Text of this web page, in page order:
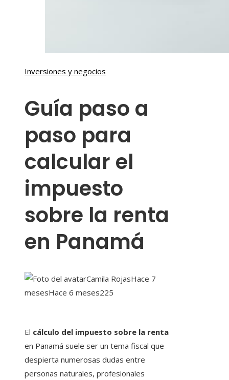
Inversiones y negocios
Guía paso a
paso para
calcular el
impuesto
sobre la renta
en Panamá
Camila RojasHace 7
mesesHace 6 meses225
El cálculo del impuesto sobre la renta
en Panamá suele ser un tema fiscal que
despierta numerosas dudas entre
personas naturales, profesionales